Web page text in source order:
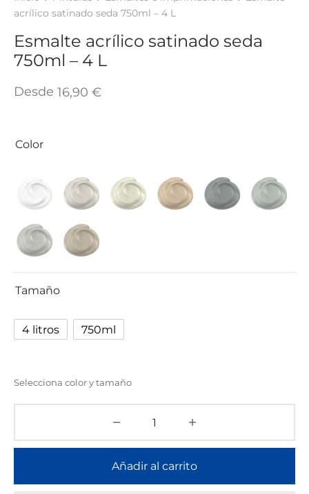
acrílico satinado seda 750ml – 4 L
Esmalte acrílico satinado seda
750ml – 4 L
Desde 16,90 €
Color
Tamaño
4 litros 750ml
Selecciona color y tamaño
Añadir al carrito
ADHESIVOS Y COLAS
Y SUELOS
TINTES Y MANUALIDADES